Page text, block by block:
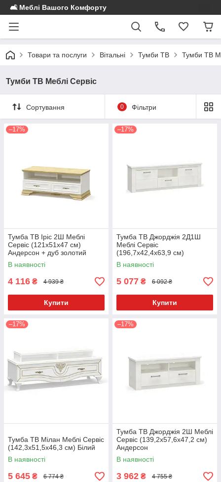
🛋️ Меблі Вашого Комфорту
Товари та послуги Вітальні Тумби ТВ Тумби ТВ
Тумби ТВ Меблі Сервіс
Сортування 0 Фільтри
–17%
Тумба ТВ Іріс 2Ш Меблі
Сервіс (121х51х47 см)
Андерсон + дуб золотий
В наявності
4 116 ₴ 4 939 ₴
Купити
–17%
Тумба ТВ Джорджія 2Д1Ш
Меблі Сервіс
(196,7х42,4х63,9 см)
Андерсон
В наявності
5 077 ₴ 6 092 ₴
Купити
–17%
Тумба ТВ Мілан Меблі Сервіс
(142,3х51,5х46,3 см) Білий
В наявності
5 645 ₴ 6 774 ₴
–17%
Тумба ТВ Джорджія 2Ш Меблі
Сервіс (139,2х57,6х47,2 см)
Андерсон
В наявності
3 962 ₴ 4 755 ₴